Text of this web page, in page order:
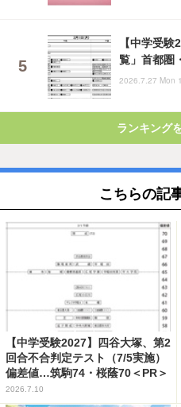
【中学受
覧」首都圏
2026.7.27 Mon
ランキング
こちらの記
【中学受験2027】四谷大塚、第2
回合不合判定テスト（7/5実施）
偏差値…筑駒74・桜蔭70＜PR＞
2026.7.10